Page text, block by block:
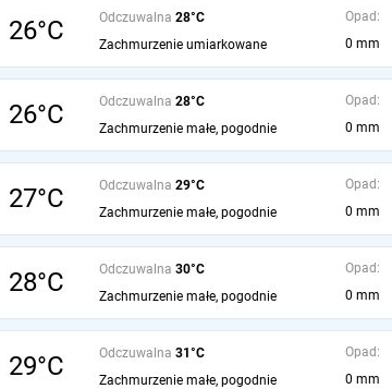
26°C Odczuwalna 28°C
Zachmurzenie umiarkowane
Opad:
0 mm
26°C Odczuwalna 28°C
Zachmurzenie małe, pogodnie
Opad:
0 mm
27°C Odczuwalna 29°C
Zachmurzenie małe, pogodnie
Opad:
0 mm
28°C Odczuwalna 30°C
Zachmurzenie małe, pogodnie
Opad:
0 mm
29°C Odczuwalna 31°C
Zachmurzenie małe, pogodnie
Opad:
0 mm